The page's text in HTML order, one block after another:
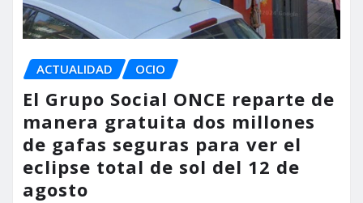
ACTUALIDAD OCIO
El Grupo Social ONCE reparte de
manera gratuita dos millones
de gafas seguras para ver el
eclipse total de sol del 12 de
agosto